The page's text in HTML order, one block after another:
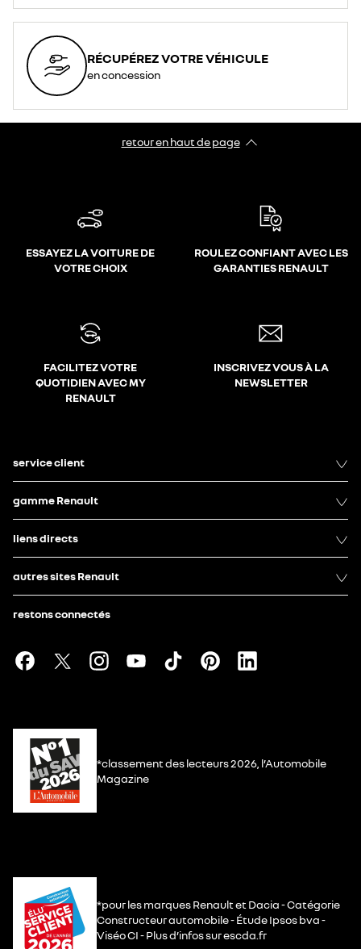
RÉCUPÉREZ VOTRE VÉHICULE
en concession
retour en haut de page​
ESSAYEZ LA VOITURE DE
VOTRE CHOIX
ROULEZ CONFIANT AVEC LES
GARANTIES RENAULT
FACILITEZ VOTRE
QUOTIDIEN AVEC MY
RENAULT
INSCRIVEZ VOUS À LA
NEWSLETTER
service client
gamme Renault
liens directs
autres sites Renault
restons connectés
*classement des lecteurs 2026, l’Automobile
Magazine
*pour les marques Renault et Dacia - Catégorie
Constructeur automobile - Étude Ipsos bva -
Viséo CI - Plus d’infos sur escda.fr